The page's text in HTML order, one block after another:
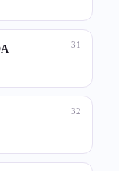
31
32